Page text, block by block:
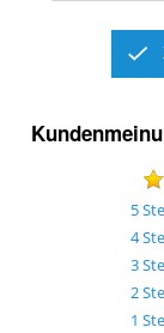
5
4
3
2
1